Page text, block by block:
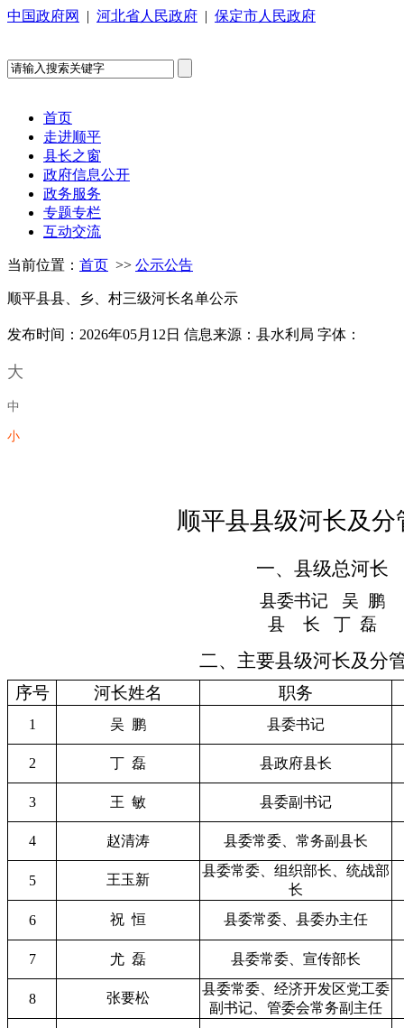
中国政府网 | 河北省人民政府 | 保定市人民政府
首页
走进顺平
县长之窗
政府信息公开
政务服务
专题专栏
互动交流
当前位置： 首页 >> 公示公告
顺平县县、乡、村三级河长名单公示
发布时间：2026年05月12日 信息来源：县水利局 字体：
大
中
小
顺平县县级河长及分
一、县级总河长
县委书记 吴 鹏
县 长 丁 磊
二、主要县级河长及分
序号 河长姓名 职务
1 吴 鹏 县委书记
2 丁 磊 县政府县长
3 王 敏 县委副书记
4 赵清涛 县委常委、常务副县长
5 王玉新
县委常委、组织部长、统战部
长
6
祝 恒 县委常委、县委办主任
7 尤 磊 县委常委、宣传部长
8 张要松
县委常委、经济开发区党工委
副书记、管委会常务副主任